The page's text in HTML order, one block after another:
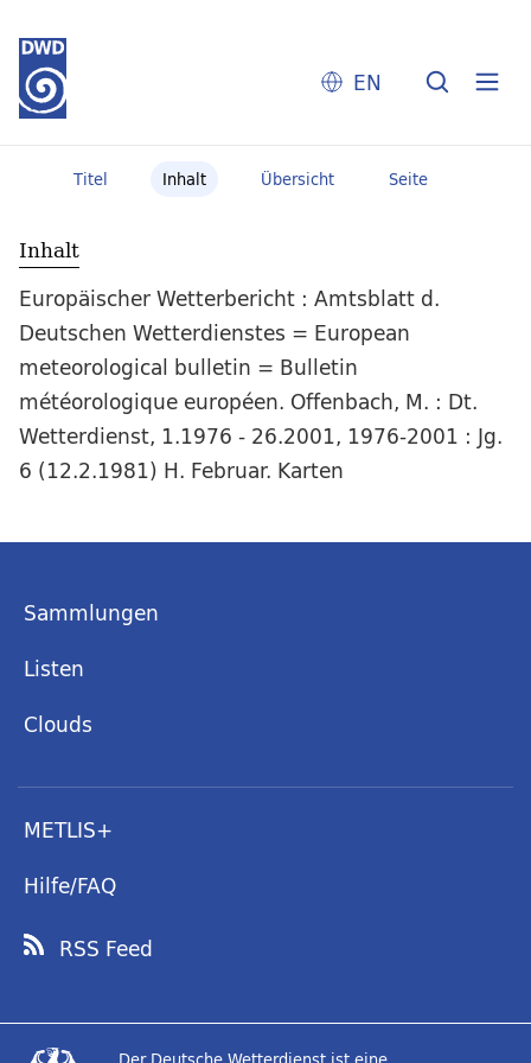
EN
Titel Inhalt Übersicht Seite
Inhalt
Europäischer Wetterbericht : Amtsblatt d.
Deutschen Wetterdienstes = European
meteorological bulletin = Bulletin
météorologique européen. Offenbach, M. : Dt.
Wetterdienst, 1.1976 - 26.2001, 1976-2001 : Jg.
6 (12.2.1981) H. Februar. Karten
Sammlungen
Listen
Clouds
METLIS+
Hilfe/FAQ
RSS Feed